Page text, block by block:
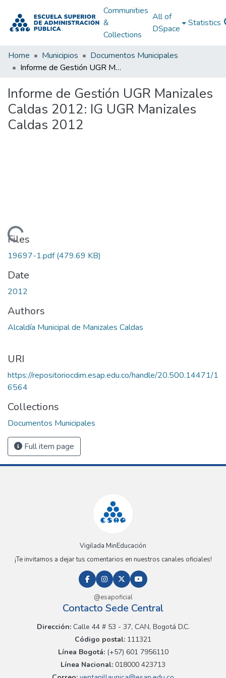
Communities
&
Collections
All of
DSpace
Statistics
Home Municipios
Documentos Municipales
Informe de Gestión UGR Manizales Caldas 2012: IG UGR Manizales Caldas 2012
Informe de Gestión UGR Manizales
Caldas 2012: IG UGR Manizales
Caldas 2012
Loading...
Files
19697-1.pdf(479.69 KB)
Date
2012
Authors
Alcaldía Municipal de Manizales Caldas
URI
https://repositoriocdim.esap.edu.co/handle/20.500.14471/1
6564
Collections
Documentos Municipales
Full item page
Vigilada MinEducación
¡Te invitamos a dejar tus comentarios en nuestros canales oficiales!
@esapoficial
Contacto Sede Central
Dirección:Calle 44 # 53 - 37, CAN, Bogotá D.C.
Código postal: 111321
Línea Bogotá:(+57) 601 7956110
Línea Nacional: 018000 423713